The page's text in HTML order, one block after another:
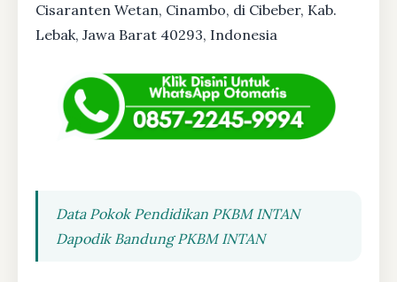
Cisaranten Wetan, Cinambo, di Cibeber, Kab.
Lebak, Jawa Barat 40293, Indonesia
Data Pokok Pendidikan PKBM INTAN
Dapodik Bandung PKBM INTAN